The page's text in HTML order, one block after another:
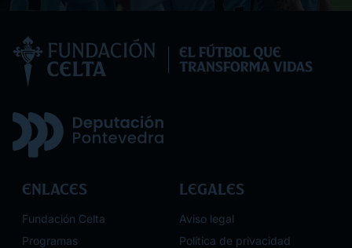
Enlaces
Fundación Celta
Programas
Legales
Aviso legal
Política de privacidad